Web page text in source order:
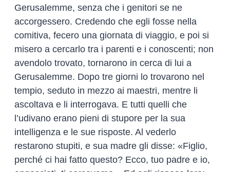
Gerusalemme, senza che i genitori se ne
accorgessero. Credendo che egli fosse nella
comitiva, fecero una giornata di viaggio, e poi si
misero a cercarlo tra i parenti e i conoscenti; non
avendolo trovato, tornarono in cerca di lui a
Gerusalemme. Dopo tre giorni lo trovarono nel
tempio, seduto in mezzo ai maestri, mentre li
ascoltava e li interrogava. E tutti quelli che
l’udivano erano pieni di stupore per la sua
intelligenza e le sue risposte. Al vederlo
restarono stupiti, e sua madre gli disse: «Figlio,
perché ci hai fatto questo? Ecco, tuo padre e io,